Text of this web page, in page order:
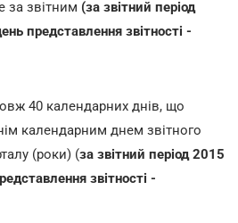
за звітним (за звітний період
представлення звітності -
40 календарних днів, що
календарним днем звітного
(роки) (за звітний період 2015
звітності -